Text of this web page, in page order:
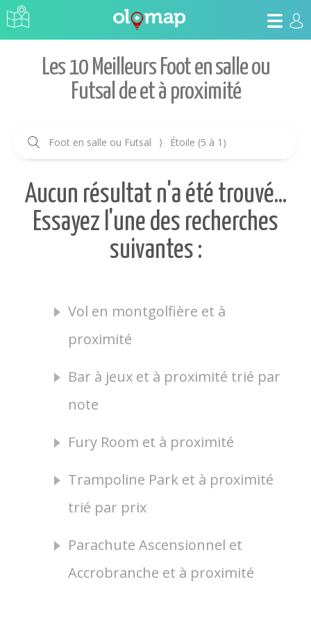
Les 10 Meilleurs Foot en salle ou
Futsal de et à proximité
Foot en salle ou Futsal ⟩ Étoile (5 à 1)
Aucun résultat n'a été trouvé...
Essayez l'une des recherches
suivantes :
Vol en montgolfière et à
proximité
Bar à jeux et à proximité trié par
note
Fury Room et à proximité
Trampoline Park et à proximité
trié par prix
Parachute Ascensionnel et
Accrobranche et à proximité